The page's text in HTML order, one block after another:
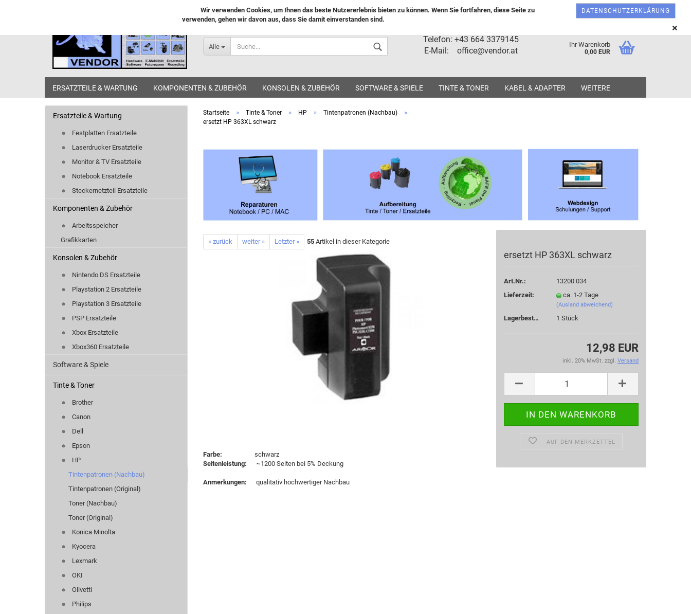
Österreich
Konto erstellen
Passwort vergessen?
Merkzettel
Alle
Telefon: +43 664 3379145
E-Mail: office@vendor.at
Ihr Warenkorb
0,00 EUR
Wir verwenden Cookies, um Ihnen das beste Nutzererlebnis bieten zu können. Wenn Sie fortfahren, diese Seite zu
verwenden, gehen wir davon aus, dass Sie damit einverstanden sind.
DATENSCHUTZERKLÄRUNG
ERSATZTEILE & WARTUNG KOMPONENTEN & ZUBEHÖR KONSOLEN & ZUBEHÖR SOFTWARE & SPIELE TINTE & TONER KABEL & ADAPTER WEITERE
Startseite » Tinte & Toner » HP » Tintenpatronen (Nachbau) »
ersetzt HP 363XL schwarz
« zurück weiter » Letzter » 55Artikel in dieser Kategorie
ersetzt HP 363XL schwarz
Art.Nr.:
13200 034
Lieferzeit:
ca. 1-2 Tage
(Ausland abweichend)
Lagerbestand: 1 Stück
12,98 EUR
inkl. 20% MwSt. zzgl. Versand
AUF DEN MERKZETTEL
Farbe:
schwarz
Seitenleistung: ~1200 Seiten bei 5% Deckung
Anmerkungen: qualitativ hochwertiger Nachbau
Ersatzteile & Wartung
Festplatten Ersatzteile
Laserdrucker Ersatzteile
Monitor & TV Ersatzteile
Notebook Ersatzteile
Steckernetzteil Ersatzteile
Komponenten & Zubehör
Arbeitsspeicher
Grafikkarten
Konsolen & Zubehör
Nintendo DS Ersatzteile
Playstation 2 Ersatzteile
Playstation 3 Ersatzteile
PSP Ersatzteile
Xbox Ersatzteile
Xbox360 Ersatzteile
Software & Spiele
Tinte & Toner
Brother
Canon
Dell
Epson
HP
Tintenpatronen (Nachbau)
Tintenpatronen (Original)
Toner (Nachbau)
Toner (Original)
Konica Minolta
Kyocera
Lexmark
OKI
Olivetti
Philips